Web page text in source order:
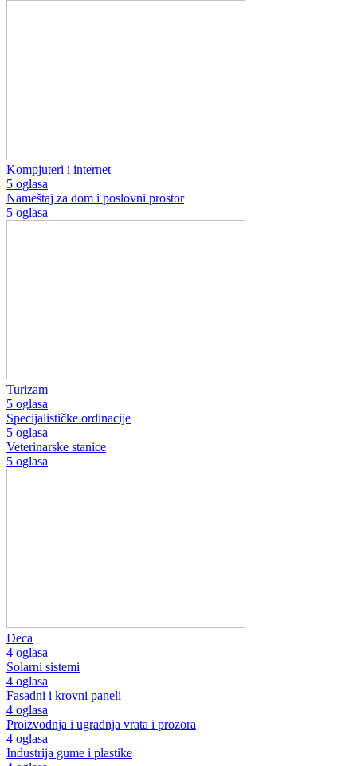
Kompjuteri i internet
5 oglasa
Nameštaj za dom i poslovni prostor
5 oglasa
Turizam
5 oglasa
Specijalističke ordinacije
5 oglasa
Veterinarske stanice
5 oglasa
Deca
4 oglasa
Solarni sistemi
4 oglasa
Fasadni i krovni paneli
4 oglasa
Proizvodnja i ugradnja vrata i prozora
4 oglasa
Industrija gume i plastike